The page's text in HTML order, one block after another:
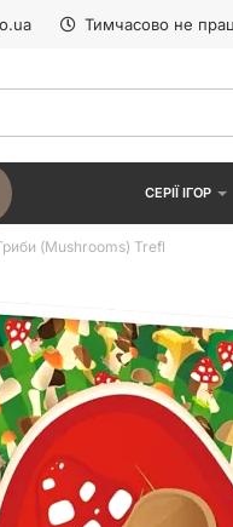
Тимчасово не
СЕРІЇ ІГОР
(Mushrooms) Trefl